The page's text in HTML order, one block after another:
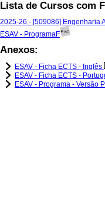
Lista de Cursos com
2025-26 - [509086] Engenharia
ESAV - ProgramaF
Anexos:
ESAV - Ficha ECTS - Inglês
ESAV - Ficha ECTS -
ESAV - Programa - Versão